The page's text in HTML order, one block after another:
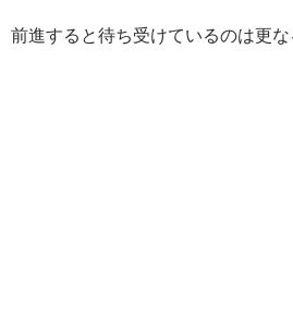
前進すると待ち受けているのは更な